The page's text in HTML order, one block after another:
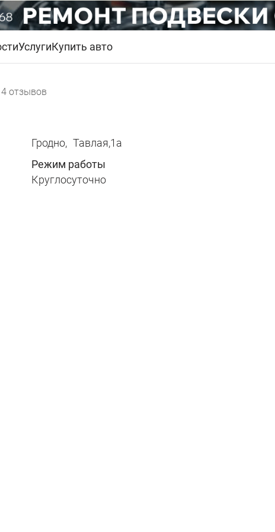
УслугиКупить авто
4 отзывов
Гродно, Тавлая,1а
Режим работы
Круглосуточно